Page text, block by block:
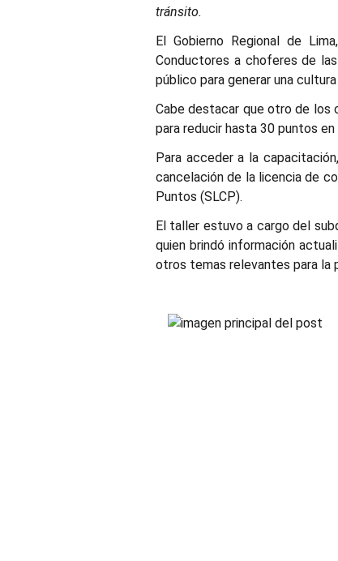
tránsito.
El Gobierno Regional de
Conductores a choferes de
público para generar una
Cabe destacar que otro de los
para reducir hasta 30 puntos
Para acceder a la
cancelación de la licencia de
Puntos (SLCP).
El taller estuvo a cargo del
quien brindó información
otros temas relevantes para la